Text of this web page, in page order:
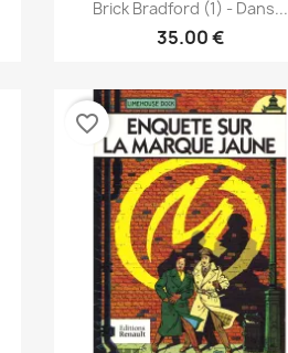
Brick Bradford (1) - Dans...
35.00 €
favorite_border